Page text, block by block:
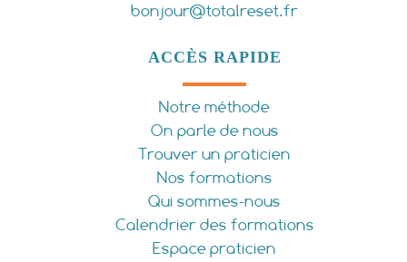
bonjour@totalreset.fr
ACCÈS RAPIDE
Notre méthode
On parle de nous
Trouver un praticien
Nos formations
Qui sommes-nous
Calendrier des formations
Espace praticien